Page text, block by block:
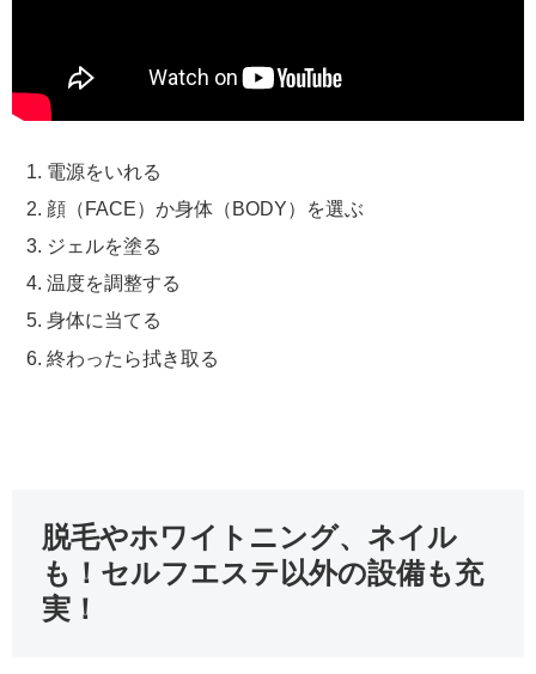
電源をいれる
顔（FACE）か身体（BODY）を選ぶ
ジェルを塗る
温度を調整する
身体に当てる
終わったら拭き取る
脱毛やホワイトニング、ネイル
も！セルフエステ以外の設備も充
実！